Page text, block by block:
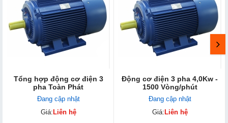
Tổng hợp động cơ điện 3
pha Toàn Phát
Đang cập nhật
Giá: Liên hệ
Động cơ điện 3 pha 4,0Kw -
1500 Vòng/phút
Đang cập nhật
Giá: Liên hệ